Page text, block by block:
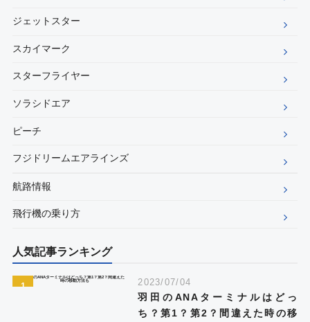
ジェットスター
スカイマーク
スターフライヤー
ソラシドエア
ピーチ
フジドリームエアラインズ
航路情報
飛行機の乗り方
人気記事ランキング
2023/07/04
羽田のANAターミナルはどっ
ち？第1？第2？間違えた時の移